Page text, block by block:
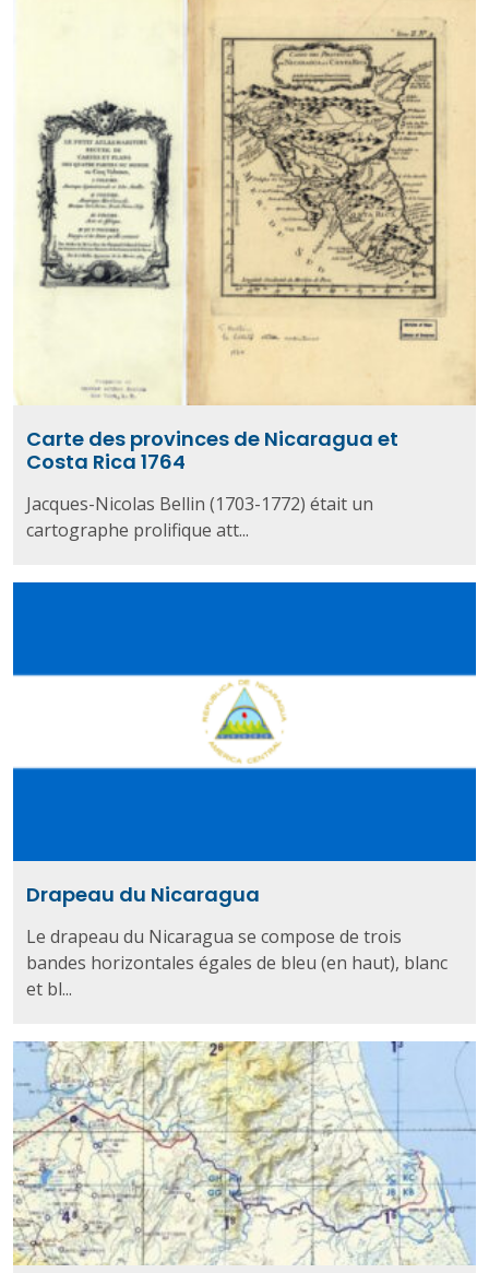
Carte des provinces de Nicaragua et
Costa Rica 1764
Jacques-Nicolas Bellin (1703-1772) était un
cartographe prolifique att...
Drapeau du Nicaragua
Le drapeau du Nicaragua se compose de trois
bandes horizontales égales de bleu (en haut), blanc
et bl...